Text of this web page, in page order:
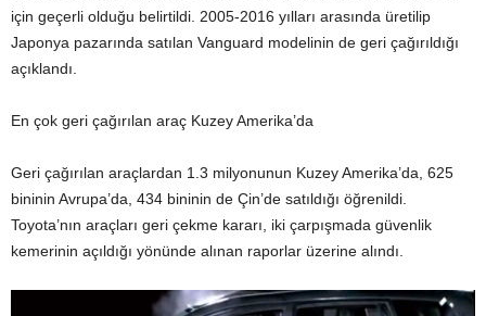
için geçerli olduğu belirtildi. 2005-2016 yılları arasında üretilip
Japonya pazarında satılan Vanguard modelinin de geri çağırıldığı
açıklandı.
En çok geri çağırılan araç Kuzey Amerika’da
Geri çağırılan araçlardan 1.3 milyonunun Kuzey Amerika’da, 625
bininin Avrupa’da, 434 bininin de Çin’de satıldığı öğrenildi.
Toyota’nın araçları geri çekme kararı, iki çarpışmada güvenlik
kemerinin açıldığı yönünde alınan raporlar üzerine alındı.